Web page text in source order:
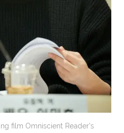
film Omniscient Reader's